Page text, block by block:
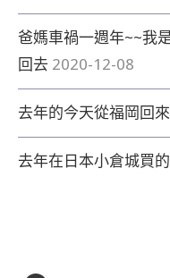
爸媽車禍一週年~~我
回去 2020-12-08
去年的今天從福岡回來
去年在日本小倉城買